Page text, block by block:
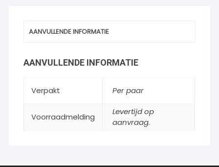
AANVULLENDE INFORMATIE
AANVULLENDE INFORMATIE
Verpakt Per paar
Voorraadmelding
Levertijd op
aanvraag.